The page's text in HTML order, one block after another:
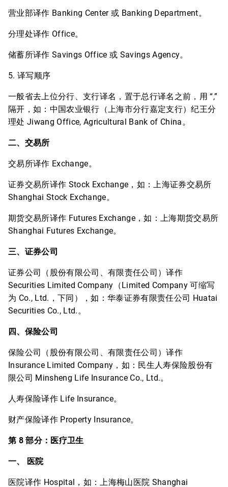
营业部译作 Banking Center 或 Banking Department。
分理处译作 Office。
储蓄所译作 Savings Office 或 Savings Agency。
5. 译写顺序
一般省去上位分行、支行译名，置于总行译名之前，用 “,”
隔开，如：中国农业银行（上海市分行嘉定支行）纪王分
理处 Jiwang Office, Agricultural Bank of China。
二、交易所
交易所译作 Exchange。
证券交易所译作 Stock Exchange，如：上海证券交易所
Shanghai Stock Exchange。
期货交易所译作 Futures Exchange，如：上海期货交易所
Shanghai Futures Exchange。
三、证券公司
证券公司（股份有限公司、有限责任公司）译作
Securities Limited Company（Limited Company 可缩写
为 Co., Ltd.，下同），如：华泰证券有限责任公司 Huatai
Securities Co., Ltd.。
四、保险公司
保险公司（股份有限公司、有限责任公司）译作
Insurance Limited Company，如：民生人寿保险股份有
限公司 Minsheng Life Insurance Co., Ltd.。
人寿保险译作 Life Insurance。
财产保险译作 Property Insurance。
第 8 部分：医疗卫生
一、 医院
医院译作 Hospital，如：上海梅山医院 Shanghai